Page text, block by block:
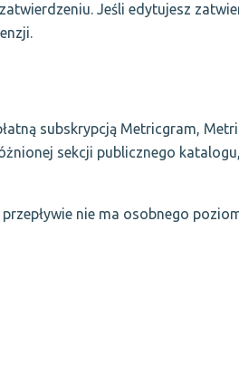
Jeśli edytujesz
subskrypcją Metricgram,
sekcji publicznego
nie ma osobnego